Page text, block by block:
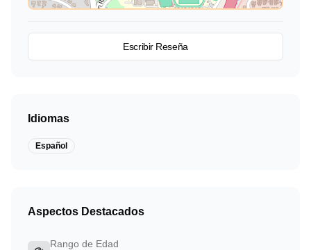
Escribir Reseña
Idiomas
Español
Aspectos Destacados
Rango de Edad